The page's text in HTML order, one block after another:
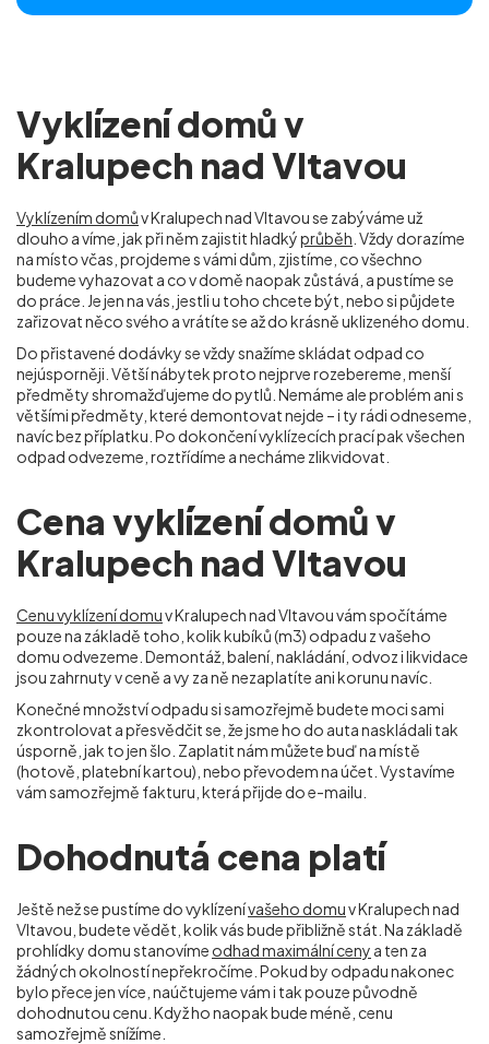
Vyklízení domů v
Kralupech nad Vltavou
Vyklízením domův Kralupech nad Vltavou se zabýváme už
dlouho a víme, jak při něm zajistit hladkýprůběh . Vždy dorazíme
na místo včas, projdeme s vámi dům, zjistíme, co všechno
budeme vyhazovat a co v domě naopak zůstává, a pustíme se
do práce. Je jen na vás, jestli u toho chcete být, nebo si půjdete
zařizovat něco svého a vrátíte se až do krásně uklizeného domu.
Do přistavené dodávky se vždy snažíme skládat odpad co
nejúsporněji. Větší nábytek proto nejprve rozebereme, menší
předměty shromažďujeme do pytlů. Nemáme ale problém ani s
většími předměty, které demontovat nejde – i ty rádi odneseme,
navíc bez příplatku. Po dokončení vyklízecích prací pak všechen
odpad odvezeme, roztřídíme a necháme zlikvidovat.
Cena vyklízení domů v
Kralupech nad Vltavou
Cenu vyklízení domuv Kralupech nad Vltavou vám spočítáme
pouze na základě toho, kolik kubíků (m3) odpadu z vašeho
domu odvezeme. Demontáž, balení, nakládání, odvoz i likvidace
jsou zahrnuty v ceně a vy za ně nezaplatíte ani korunu navíc.
Konečné množství odpadu si samozřejmě budete moci sami
zkontrolovat a přesvědčit se, že jsme ho do auta naskládali tak
úsporně, jak to jen šlo. Zaplatit nám můžete buď na místě
(hotově, platební kartou), nebo převodem na účet. Vystavíme
vám samozřejmě fakturu, která přijde do e-mailu.
Dohodnutá cena platí
Ještě než se pustíme do vyklízenívašeho domuv Kralupech nad
Vltavou, budete vědět, kolik vás bude přibližně stát. Na základě
prohlídky domu stanovíme odhad maximální ceny a ten za
žádných okolností nepřekročíme. Pokud by odpadu nakonec
bylo přece jen více, naúčtujeme vám i tak pouze původně
dohodnutou cenu. Když ho naopak bude méně, cenu
samozřejmě snížíme.